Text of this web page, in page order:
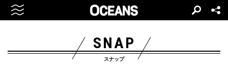
SNAP
スナップ